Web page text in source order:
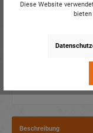
33192
Beschreibung
Diese Website
bieten